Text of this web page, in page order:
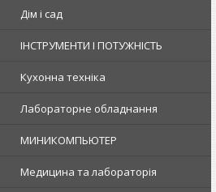
Дім і сад
ІНСТРУМЕНТИ І ПОТУЖНІСТЬ
Кухонна техніка
Лабораторне обладнання
МИНИКОМПЬЮТЕР
Медицина та лабораторія